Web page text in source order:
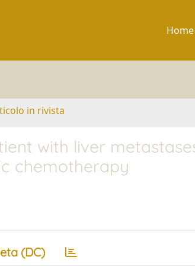
Home
in rivista
with liver
chemotherapy
(DC)